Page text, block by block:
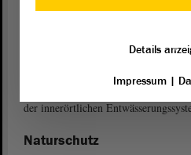
Die ober- und unterirdischen
regelmäßig auf ihre Einsatzfähigkeit
gegebenenfalls zu ertüchtigen. Zu
demographischen Entwicklung und
der innerörtlichen
Naturschutz
Details
Impressum|